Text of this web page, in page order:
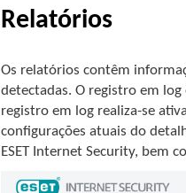
Relatórios
Os relatórios contêm
detectadas. O registro em log
registro em log realiza-se
configurações atuais do
ESET Internet Security, bem